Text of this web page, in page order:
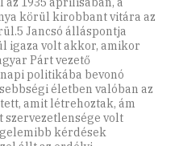
körül kirobbant vitára az
Jancsó álláspontja
igaza volt akkor, amikor
Párt vezető
politikába bevonó
életben valóban az
amit létrehoztak, ám
volt
kérdések